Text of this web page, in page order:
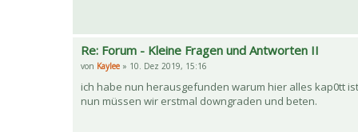
Re: Forum - Kleine Fragen und Antworten II
von Kaylee » 10. Dez 2019, 15:16
ich habe nun herausgefunden warum hier alles kap0tt
nun müssen wir erstmal downgraden und beten.